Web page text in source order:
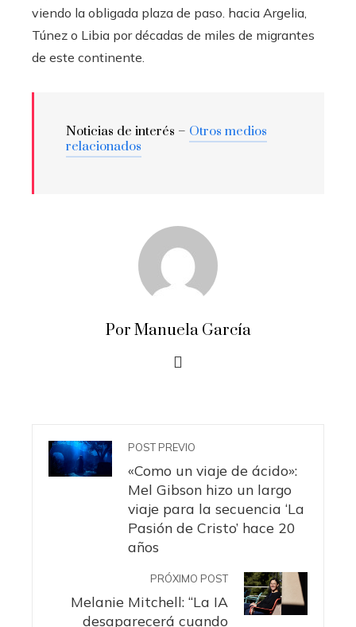
viendo la obligada plaza de paso. hacia Argelia,
Túnez o Libia por décadas de miles de migrantes
de este continente.
Noticias de interés – Otros medios
relacionados
Por Manuela García
POST PREVIO
«Como un viaje de ácido»:
Mel Gibson hizo un largo
viaje para la secuencia ‘La
Pasión de Cristo’ hace 20
años
PRÓXIMO POST
Melanie Mitchell: “La IA
desaparecerá cuando